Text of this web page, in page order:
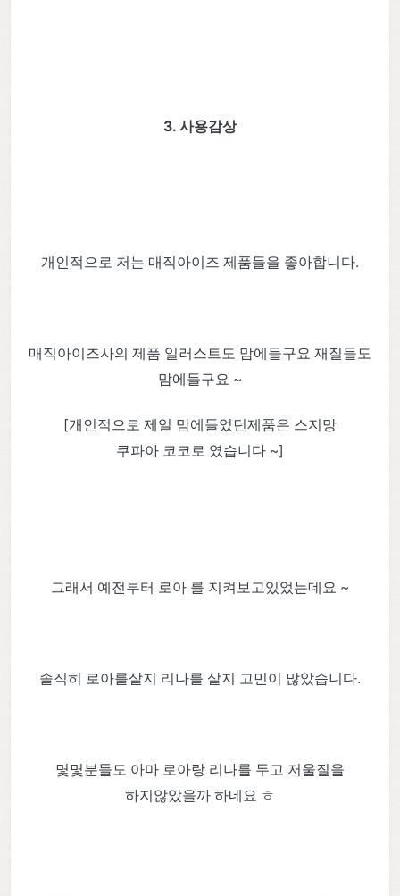
3. 사용감상
개인적으로 저는 매직아이즈 제품들을 좋아합니다.
매직아이즈사의 제품 일러스트도 맘에들구요 재질들도
맘에들구요 ~
[개인적으로 제일 맘에들었던제품은 스지망
쿠파아 코코로 였습니다 ~]
그래서 예전부터 로아 를 지켜보고있었는데요 ~
솔직히 로아를살지 리나를 살지 고민이 많았습니다.
몇몇분들도 아마 로아랑 리나를 두고 저울질을
하지않았을까 하네요 ㅎ